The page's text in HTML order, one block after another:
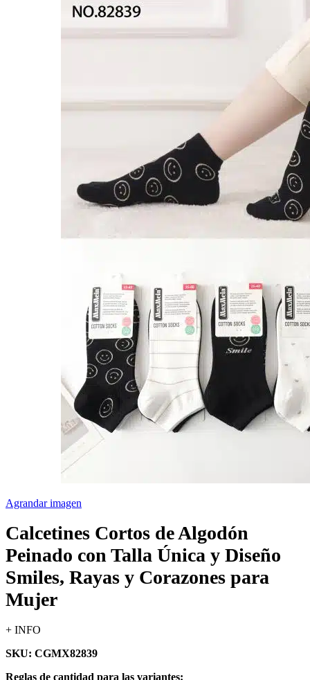
Agrandar imagen
Calcetines Cortos de Algodón
Peinado con Talla Única y Diseño
Smiles, Rayas y Corazones para
Mujer
+ INFO
SKU: CGMX82839
Reglas de cantidad para las variantes: